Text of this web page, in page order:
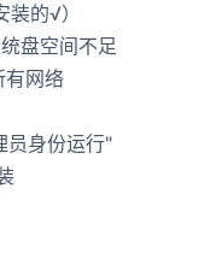
的√）
盘空间不足
有网络
员身份运行"